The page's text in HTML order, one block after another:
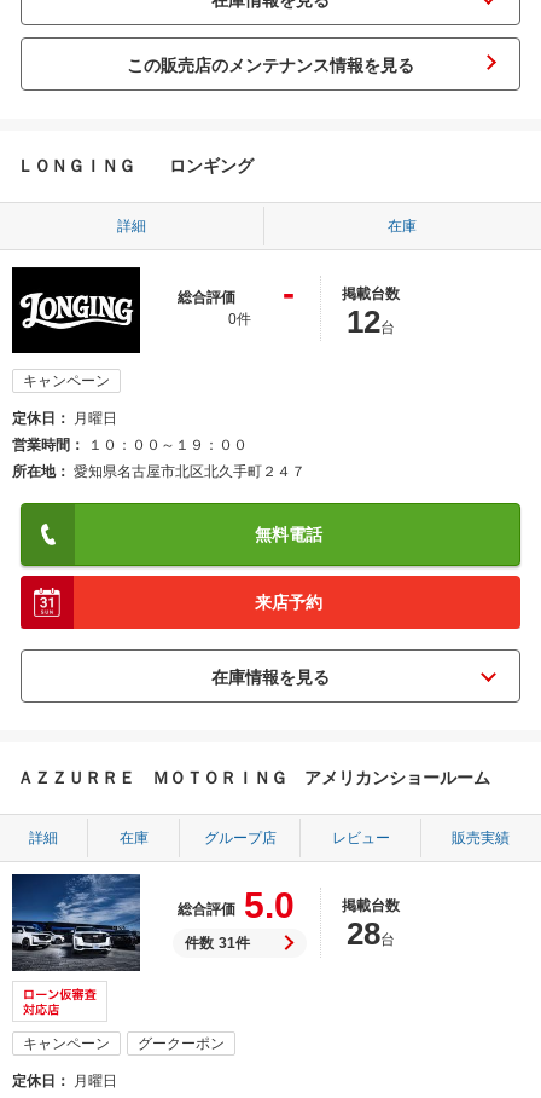
この販売店のメンテナンス情報を見る
ＬＯＮＧＩＮＧ ロンギング
詳細 在庫
総合評価 -
0件
掲載台数
12台
キャンペーン
定休日
月曜日
営業時間
１０：００～１９：００
所在地
愛知県名古屋市北区北久手町２４７
無料電話
来店予約
ＡＺＺＵＲＲＥ ＭＯＴＯＲＩＮＧ アメリカンショールーム
詳細 在庫 グループ店 レビュー 販売実績
総合評価 5.0
件数 31件
掲載台数
28台
キャンペーン グークーポン
定休日 月曜日